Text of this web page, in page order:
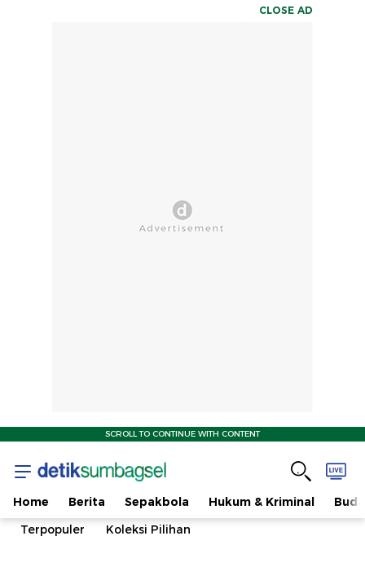
CLOSE AD
SCROLL TO CONTINUE WITH CONTENT
Home Berita Sepakbola Hukum & Kriminal
Terpopuler
Koleksi Pilihan